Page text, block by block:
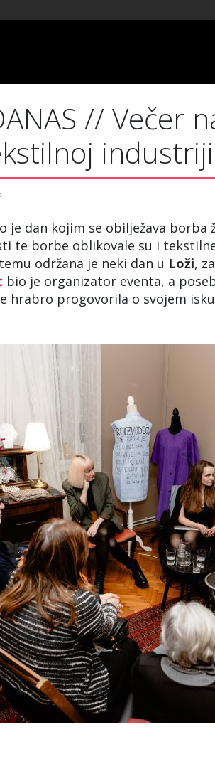
// Večer
industriji
dan kojim se obilježava borba
te borbe oblikovale su i
održana je neki dan u Loži,
bio je organizator eventa, a
hrabro progovorila o svojem